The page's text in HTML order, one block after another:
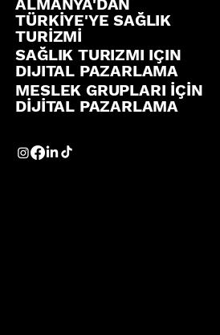
TÜRKİYE'YE SAĞLIK
TURİZMİ
SAĞLIK TURIZMI IÇIN
DIJITAL PAZARLAMA
MESLEK GRUPLARI İÇİN
DİJİTAL PAZARLAMA